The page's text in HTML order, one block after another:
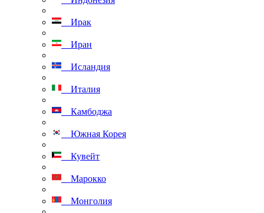
Ирак
Иран
Исландия
Италия
Камбоджа
Южная Корея
Кувейт
Марокко
Монголия